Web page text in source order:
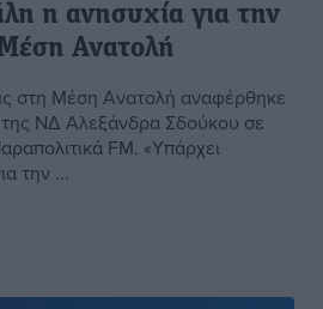
η ανησυχία για την
Ανατολή
στη Μέση Ανατολή αναφέρθηκε
ΝΔ Αλεξάνδρα Σδούκου σε
FM. «Υπάρχει
την ...